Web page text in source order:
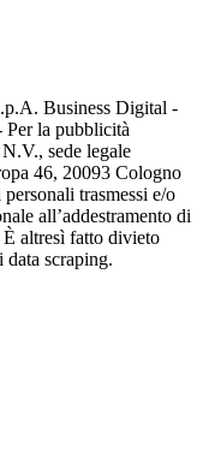
Business Digital -
la pubblicità
sede legale
46, 20093 Cologno
trasmessi e/o
all’addestramento di
altresì fatto divieto
data scraping.